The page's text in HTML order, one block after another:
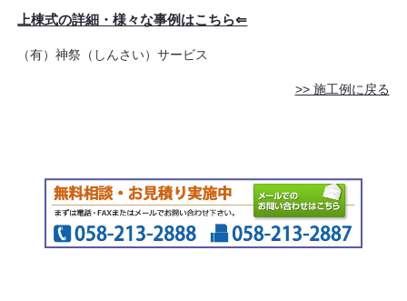
上棟式の詳細・様々な事例はこちら⇐
（有）神祭（しんさい）サービス
>> 施工例に戻る